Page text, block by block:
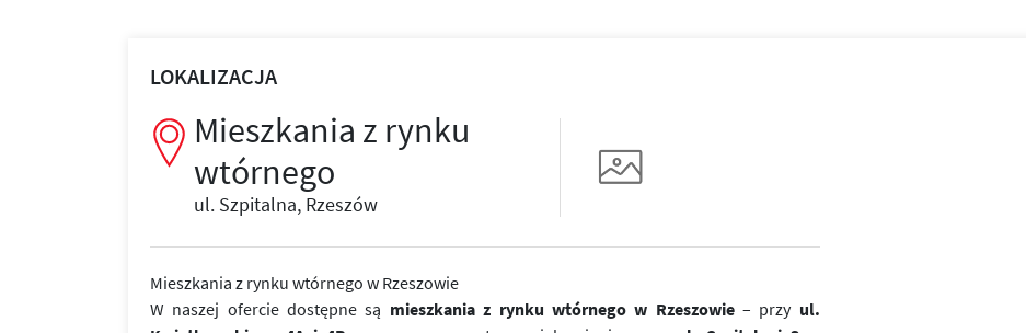
LOKALIZACJA
Mieszkania z rynku
wtórnego
ul. Szpitalna, Rzeszów
Mieszkania z rynku wtórnego w Rzeszowie
W naszej ofercie dostępne są mieszkania z rynku wtórnego w Rzeszowie– przy ul.